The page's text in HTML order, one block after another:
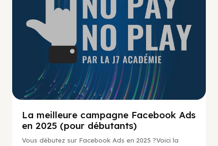
La meilleure campagne Facebook Ads
en 2025 (pour débutants)
Vous débutez sur Facebook Ads en 2025 ?Voici la